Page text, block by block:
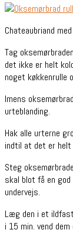
Chateaubriand
Tag
det ikke er helt
noget køkkenrulle
Imens
urteblanding.
Hak alle urterne
indtil at det er helt
Steg
skal blot få en
undervejs.
Læg den i et
i 15 min. vend